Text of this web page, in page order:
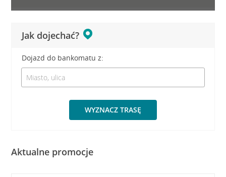
Jak dojechać?
Dojazd do bankomatu z:
WYZNACZ TRASĘ
Aktualne promocje